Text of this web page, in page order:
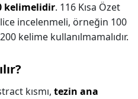
kelimelidir. 116 Kısa Özet
incelenmeli, örneğin 100
kelime kullanılmamalıdır.
kısmı, tezin ana